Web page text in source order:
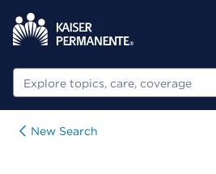
Buscar
New Search